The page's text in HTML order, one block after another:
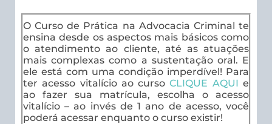
O Curso de Prática na Advocacia Criminal te
ensina desde os aspectos mais básicos como
o atendimento ao cliente, até as atuações
mais complexas como a sustentação oral. E
ele está com uma condição imperdível! Para
ter acesso vitalício ao cursoCLIQUE AQUI e
ao fazer sua matrícula, escolha o acesso
vitalício – ao invés de 1 ano de acesso, você
poderá acessar enquanto o curso existir!